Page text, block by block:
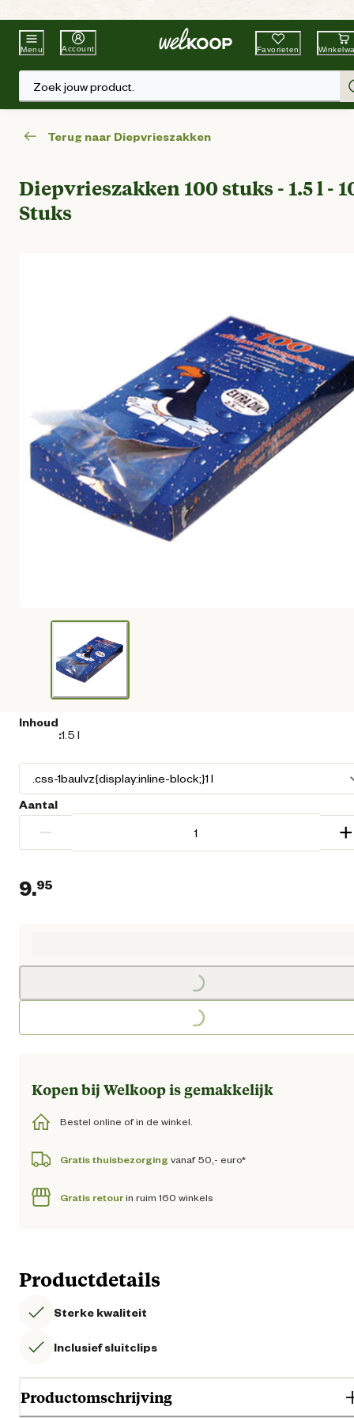
Beste WinkelketenTuin & Dier
Menu Account Favorieten
Zoek jouw product.
Terug naar Diepvrieszakken
Diepvrieszakken 100 stuks - 1.5 l -
Stuks
Inhoud
:1.5 l
Aantal
− +
9.95
Loading...
Loading...
Kopen bij Welkoop is gemakkelijk
Bestel online of in de winkel.
Gratis thuisbezorging vanaf 50,- euro*
Gratis retourin ruim 160 winkels
Productdetails
Sterke kwaliteit
Inclusief sluitclips
Productomschrijving